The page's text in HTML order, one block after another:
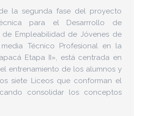
la segunda fase del proyecto
para el Desarrrollo de
de Empleabilidad de Jóvenes de
Técnico Profesional en la
Etapa II», está centrada en
entrenamiento de los alumnos y
siete Liceos que conforman el
consolidar los conceptos